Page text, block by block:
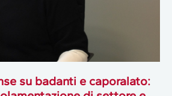
su badanti e caporalato: